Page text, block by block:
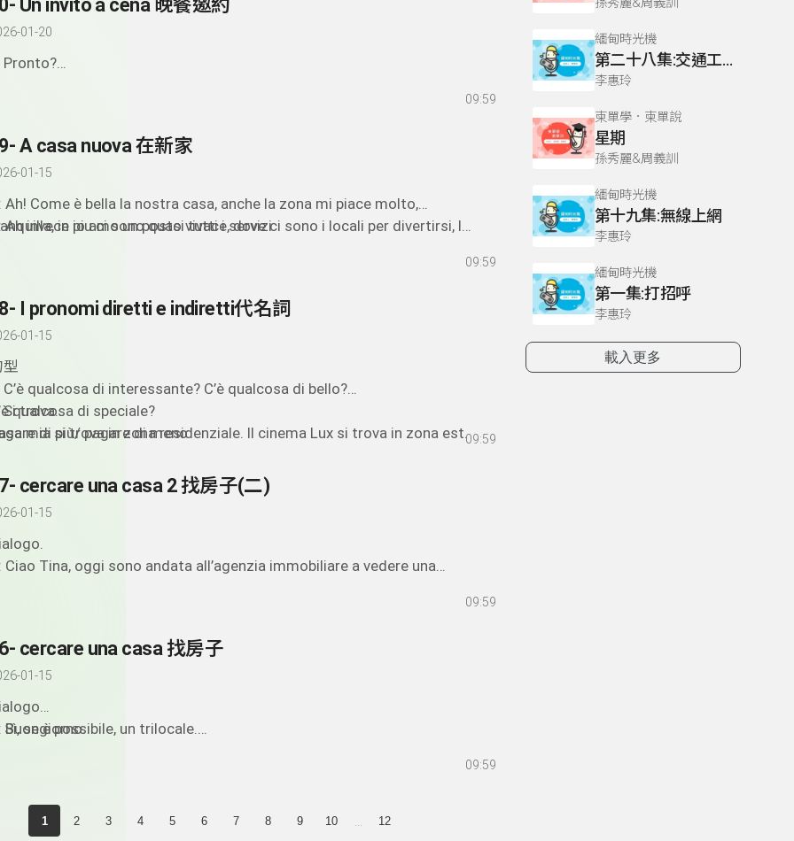
Un invito a cena 晚餐邀約
01-20
Pronto?
Quando?
Stasera
Perfetto. Che cosa vi portiamo?
Mah niente, basta veniate.
09:59
A casa nuova 在新家
01-15
Ah! Come è bella la nostra casa, anche la zona mi piace molto,
in piu ci sono quasi tutti i servizi.
mio paese? è un posto in mezzo al verde della campagna, anche se è
di vita è proprio diverso da qui .
Ah invece io amo un posto vivace, dove ci sono i locali per divertirsi, le
09:59
I pronomi diretti e indiretti代名詞
01-15
型
C’è qualcosa di interessante? C’è qualcosa di bello?
qualcosa di speciale?
Si trova
mia si trova in zona residenziale. Il cinema Lux si trova in zona est.
di più/ pagare di meno
è la caparra?
09:59
cercare una casa 2 找房子(二)
01-15
Ciao Tina, oggi sono andata all’agenzia immobiliare a vedere una
e’ tutto nuovo, ma l’affitto è alto, 1600 euro al mese.
Possiamo andare a vederlo? Così decidiamo con calma.
Per me ve bane. Domani chiamo l’agenzia e prendo un appuntamento.
Sai quant’è la caparra?
09:59
cercare una casa 找房子
01-15
Buongiorno.
Sì, se è possibile, un trilocale.
soggiorno, una cucina, due bagni e un balcone.
09:59
1 2 3 4 5 6 7 8 9 10 12
孫秀麗&周義訓
緬甸時光機
第二十八集:交通工具
李惠玲
柬單學．柬單說
星期
孫秀麗&周義訓
緬甸時光機
第十九集:無線上網
李惠玲
緬甸時光機
第一集:打招呼
李惠玲
載入更多